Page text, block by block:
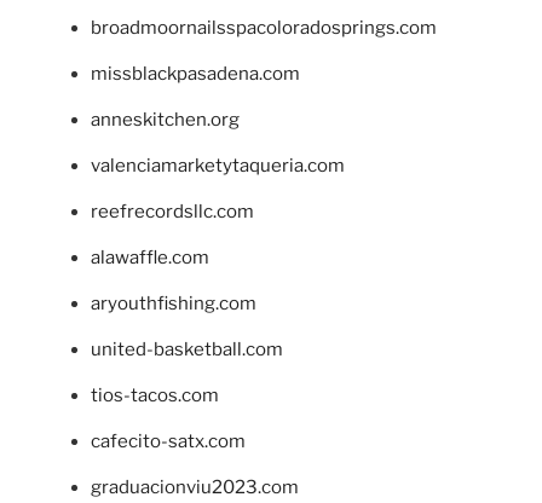
broadmoornailsspacoloradosprings.com
missblackpasadena.com
anneskitchen.org
valenciamarketytaqueria.com
reefrecordsllc.com
alawaffle.com
aryouthfishing.com
united-basketball.com
tios-tacos.com
cafecito-satx.com
graduacionviu2023.com